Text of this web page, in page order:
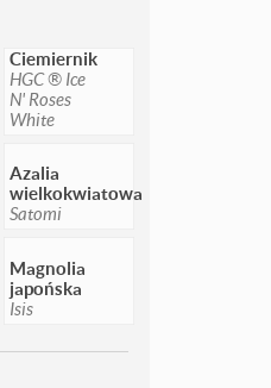
Ciemiernik
HGC ® Ice
N' Roses
White
Azalia
wielkokwiatowa
Satomi
Magnolia
japońska
Isis